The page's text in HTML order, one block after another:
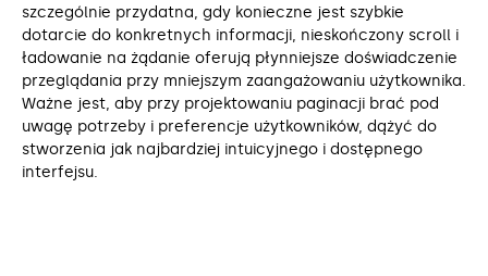
szczególnie przydatna, gdy konieczne jest szybkie
dotarcie do konkretnych informacji, nieskończony scroll i
ładowanie na żądanie oferują płynniejsze doświadczenie
przeglądania przy mniejszym zaangażowaniu użytkownika.
Ważne jest, aby przy projektowaniu paginacji brać pod
uwagę potrzeby i preferencje użytkowników, dążyć do
stworzenia jak najbardziej intuicyjnego i dostępnego
interfejsu.